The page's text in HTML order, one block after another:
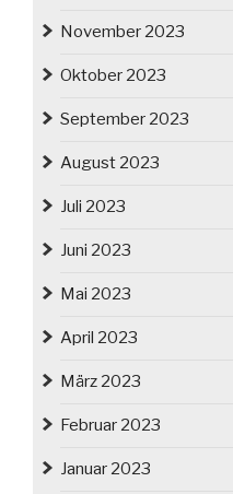
November 2023
Oktober 2023
September 2023
August 2023
Juli 2023
Juni 2023
Mai 2023
April 2023
März 2023
Februar 2023
Januar 2023